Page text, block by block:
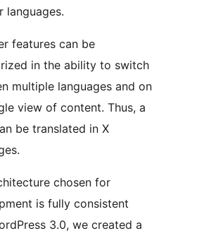
languages.
features can be
in the ability to switch
multiple languages and on
view of content. Thus, a
be translated in X
chosen for
is fully consistent
3.0, we created a